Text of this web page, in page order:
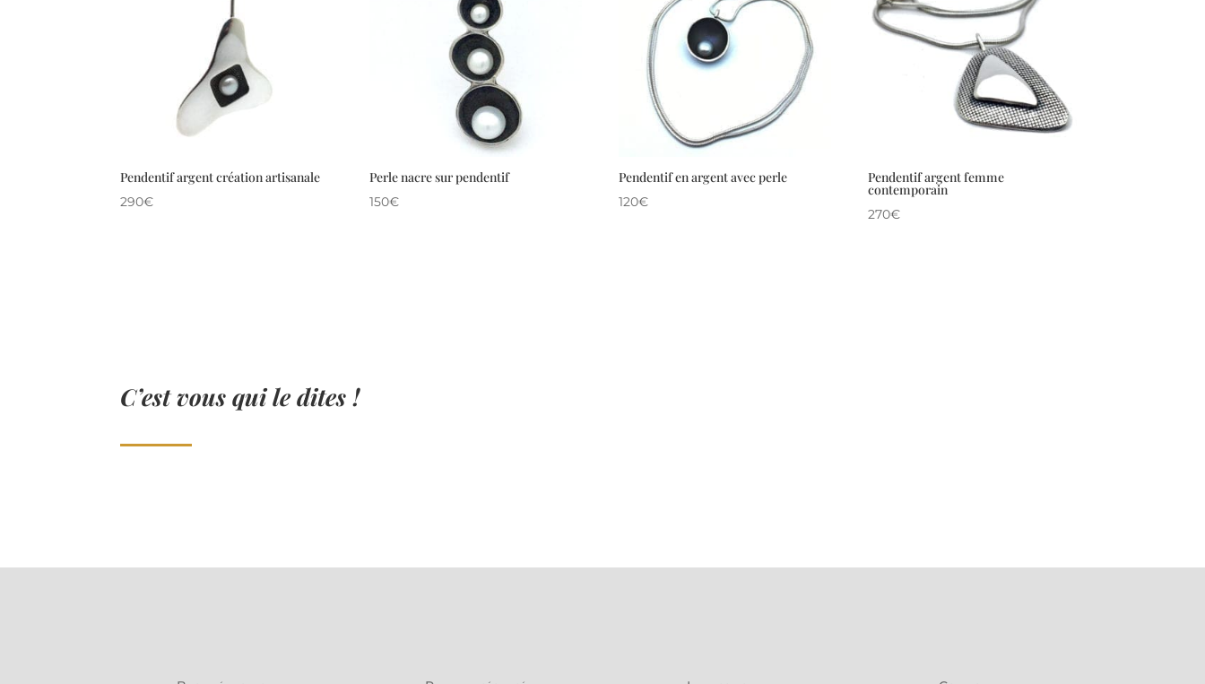
Pendentif argent création artisanale
290€
Perle nacre sur pendentif
150€
Pendentif en argent avec perle
120€
Pendentif argent femme
contemporain
270€
C’est vous qui le dites !